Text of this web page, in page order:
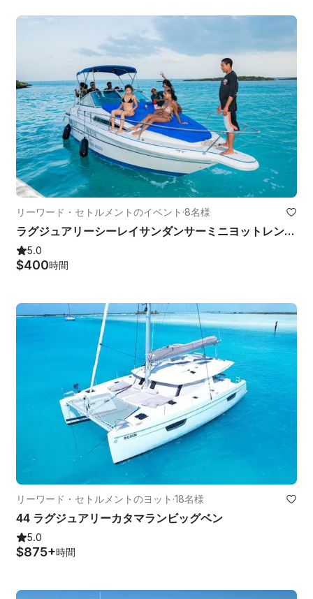
リーワード・セトルメントのイベント ·8名様
ラグジュアリーシーレイサンダンサーミニヨットレンタル
5.0
$400時間
リーワード・セトルメントのヨット ·18名様
44 ラグジュアリーカタマランビッグベン
5.0
$875+時間